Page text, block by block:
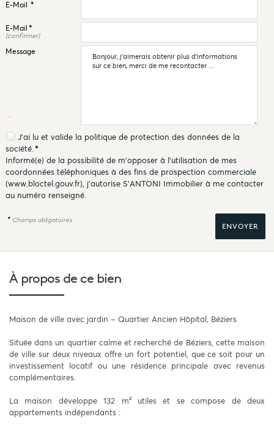
E-Mail *
E-Mail *
(confirmer)
Message
J'ai lu et valide la politique de protection des donnéesde la
société.*
Informé(e) de la possibilité de m'opposer à l'utilisation de mes
coordonnées téléphoniques à des fins de prospection commerciale
(www.bloctel.gouv.fr), j'autorise S'ANTONI Immobilier à me contacter
au numéro renseigné.
* Champs obligatoires
À propos de ce bien
Maison de ville avec jardin – Quartier Ancien Hôpital, Béziers
Située dans un quartier calme et recherché de Béziers, cette maison
de ville sur deux niveaux offre un fort potentiel, que ce soit pour un
investissement locatif ou une résidence principale avec revenus
complémentaires.
La maison développe 132 m² utiles et se compose de deux
appartements indépendants :